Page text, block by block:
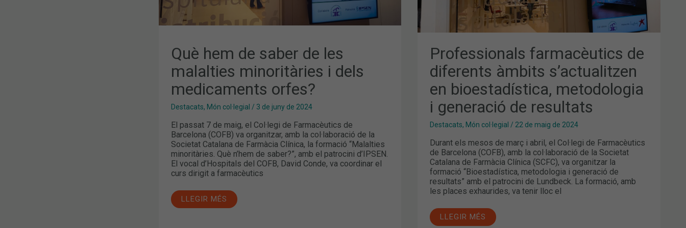
Què hem de saber de les
malalties minoritàries i dels
medicaments orfes?
Destacats, Món col·legial / 3 de juny de 2024
El passat 7 de maig, el Col·legi de Farmacèutics de
Barcelona (COFB) va organitzar, amb la col·laboració de la
Societat Catalana de Farmàcia Clínica, la formació “Malalties
minoritàries. Què n’hem de saber?”, amb el patrocini d’IPSEN.
El vocal d’Hospitals del COFB, David Conde, va coordinar el
curs dirigit a farmacèutics
LLEGIR MÉS
Professionals farmacèutics de
diferents àmbits s’actualitzen
en bioestadística, metodologia
i generació de resultats
Destacats, Món col·legial / 22 de maig de 2024
Durant els mesos de març i abril, el Col·legi de Farmacèutics
de Barcelona (COFB), amb la col·laboració de la Societat
Catalana de Farmàcia Clínica (SCFC), va organitzar la
formació “Bioestadística, metodologia i generació de
resultats” amb el patrocini de Lundbeck. La formació, amb
les places exhaurides, va tenir lloc el
LLEGIR MÉS